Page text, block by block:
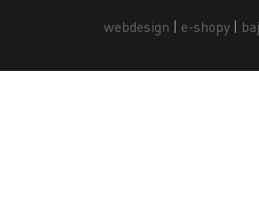
webdesign | e-shopy |